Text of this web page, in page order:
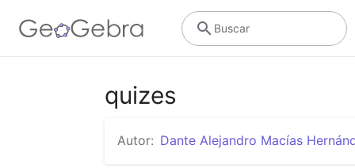
Buscar
quizes
Autor: Dante Alejandro Macías